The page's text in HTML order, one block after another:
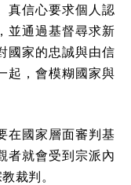
真信心要求個人認
並通過基督尋求新
國家的忠誠與由信
起，會模糊國家與
在國家層面審判基
者就會受到宗派內
裁判。